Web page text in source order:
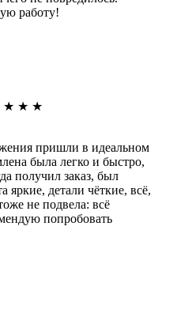
работу!
★ ★ ★
пришли в идеальном
была легко и быстро,
получил заказ, был
яркие, детали чёткие, всё,
не подвела: всё
попробовать